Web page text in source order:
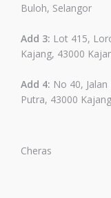
Buloh, Selangor
Add 3: Lot 415,
Kajang, 43000
Add 4: No 40,
Putra, 43000
Cheras